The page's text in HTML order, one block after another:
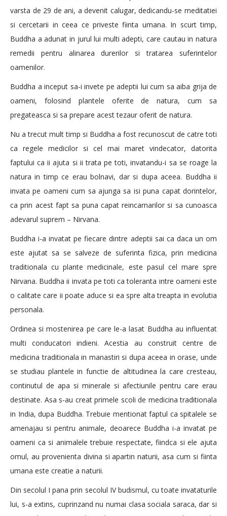
varsta de 29 de ani, a devenit calugar, dedicandu-se meditatiei
si cercetarii in ceea ce priveste fiinta umana. In scurt timp,
Buddha a adunat in jurul lui multi adepti, care cautau in natura
remedii pentru alinarea durerilor si tratarea suferintelor
oamenilor.
Buddha a inceput sa-i invete pe adeptii lui cum sa aiba grija de
oameni, folosind plantele oferite de natura, cum sa
pregateasca si sa prepare acest tezaur oferit de natura.
Nu a trecut mult timp si Buddha a fost recunoscut de catre toti
ca regele medicilor si cel mai maret vindecator, datorita
faptului ca ii ajuta si ii trata pe toti, invatandu-i sa se roage la
natura in timp ce erau bolnavi, dar si dupa aceea. Buddha ii
invata pe oameni cum sa ajunga sa isi puna capat dorintelor,
ca prin acest fapt sa puna capat reincarnarilor si sa cunoasca
adevarul suprem – Nirvana.
Buddha i-a invatat pe fiecare dintre adeptii sai ca daca un om
este ajutat sa se salveze de suferinta fizica, prin medicina
traditionala cu plante medicinale, este pasul cel mare spre
Nirvana. Buddha ii invata pe toti ca toleranta intre oameni este
o calitate care ii poate aduce si ea spre alta treapta in evolutia
personala.
Ordinea si mostenirea pe care le-a lasat Buddha au influentat
multi conducatori indieni. Acestia au construit centre de
medicina traditionala in manastiri si dupa aceea in orase, unde
se studiau plantele in functie de altitudinea la care cresteau,
continutul de apa si minerale si afectiunile pentru care erau
destinate. Asa s-au creat primele scoli de medicina traditionala
in India, dupa Buddha. Trebuie mentionat faptul ca spitalele se
amenajau si pentru animale, deoarece Buddha i-a invatat pe
oameni ca si animalele trebuie respectate, fiindca si ele ajuta
omul, au provenienta divina si apartin naturii, asa cum si fiinta
umana este creatie a naturii.
Din secolul I pana prin secolul IV budismul, cu toate invataturile
lui, s-a extins, cuprinzand nu numai clasa sociala saraca, dar si